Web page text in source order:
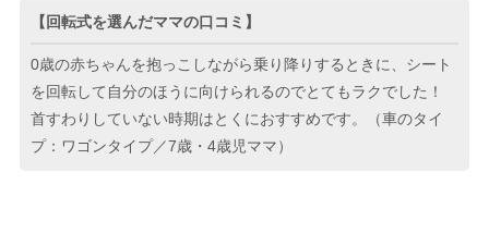
【回転式を選んだママの口コミ】
0歳の赤ちゃんを抱っこしながら乗り降りするときに、シート
を回転して自分のほうに向けられるのでとてもラクでした！
首すわりしていない時期はとくにおすすめです。（車のタイ
プ：ワゴンタイプ／7歳・4歳児ママ）